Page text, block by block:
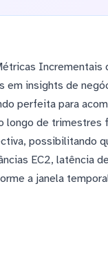
Incrementais
em insights de
perfeita para
de trimestres
possibilitando
EC2, latência
a janela